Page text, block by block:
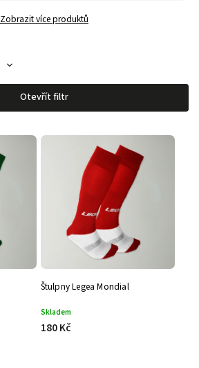
Zobrazit více produktů
Otevřít filtr
Štulpny Legea Mondial
Skladem
180 Kč